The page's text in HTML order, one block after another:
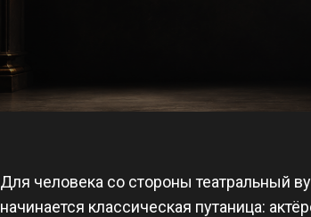
Для человека со стороны театральный
начинается классическая путаница: